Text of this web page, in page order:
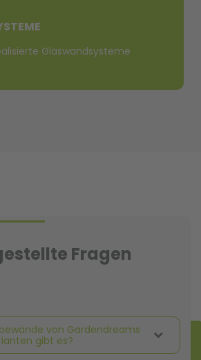
Glaswandsysteme
Fragen
von Gardendreams
gibt es?